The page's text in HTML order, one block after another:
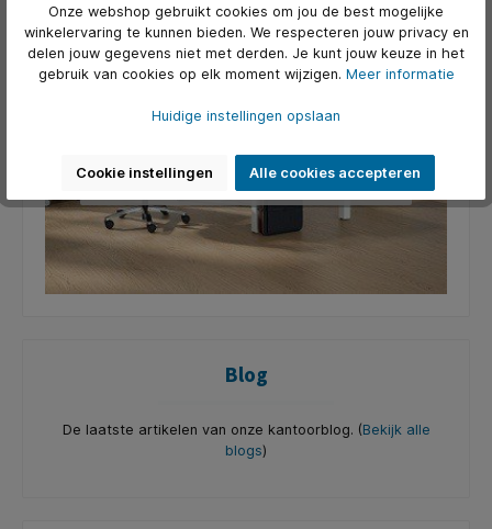
Kantoormeubilair
We hebben een breed assortiment aan
werkelijkheid te maken.
Bekijk het hele assortiment
Blog
De laatste artikelen van onze kantoorblog. (Bekijk alle
blogs)
Onze webshop gebruikt cookies om jou de best mogelijke
winkelervaring te kunnen bieden. We respecteren jouw privacy en
delen jouw gegevens niet met derden. Je kunt jouw keuze in het
gebruik van cookies op elk moment wijzigen. Meer informatie
Huidige instellingen opslaan
Cookie instellingen Alle cookies accepteren